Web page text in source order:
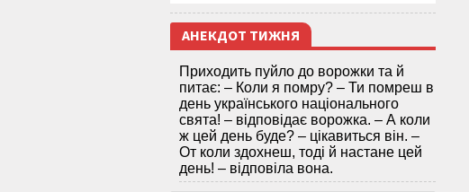
АНЕКДОТ ТИЖНЯ
Приходить пуйло до ворожки та й
питає: – Коли я помру? – Ти помреш в
день українського національного
свята! – відповідає ворожка. – А коли
ж цей день буде? – цікавиться він. –
От коли здохнеш, тоді й настане цей
день! – відповіла вона.